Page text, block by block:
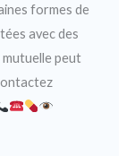
formes de
avec des
peut